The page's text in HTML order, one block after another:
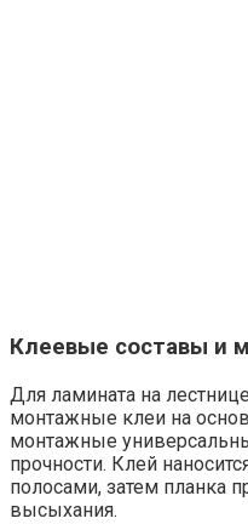
Клеевые составы и
Для ламината на
монтажные клеи на
монтажные
прочности. Клей
полосами, затем планка
высыхания.